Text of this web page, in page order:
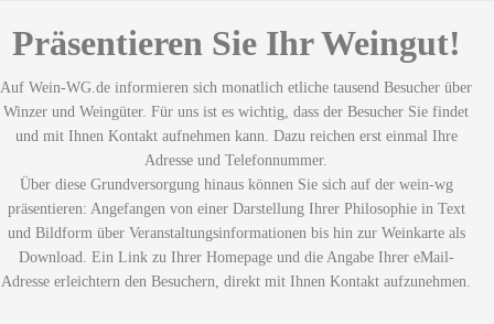
Präsentieren Sie Ihr Weingut!
Auf Wein-WG.de informieren sich monatlich etliche tausend Besucher über
Winzer und Weingüter. Für uns ist es wichtig, dass der Besucher Sie findet
und mit Ihnen Kontakt aufnehmen kann. Dazu reichen erst einmal Ihre
Adresse und Telefonnummer.
Über diese Grundversorgung hinaus können Sie sich auf der wein-wg
präsentieren: Angefangen von einer Darstellung Ihrer Philosophie in Text
und Bildform über Veranstaltungsinformationen bis hin zur Weinkarte als
Download. Ein Link zu Ihrer Homepage und die Angabe Ihrer eMail-
Adresse erleichtern den Besuchern, direkt mit Ihnen Kontakt aufzunehmen.